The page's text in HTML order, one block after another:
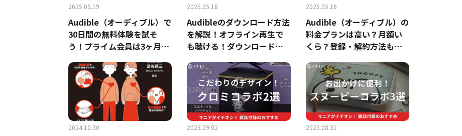
2025.05.19
Audible（オーディブル）で
30日間の無料体験を試そ
う！プライム会員は3ヶ月無
2025.05.18
Audibleのダウンロード方法
を解説！オフライン再生で
も聴ける！ダウンロードで
2025.05.16
Audible（オーディブル）の
料金プランは高い？月額い
くら？登録・解約方法も紹
2024.10.30 2023.09.02 2023.08.31